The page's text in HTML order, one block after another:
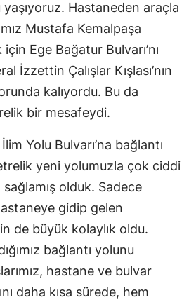
yaşıyoruz. Hastaneden araçla
Mustafa Kemalpaşa
için Ege Bağatur Bulvarı’nı
İzzettin Çalışlar Kışlası’nın
kalıyordu. Bu da
bir mesafeydi.
Yolu Bulvarı’na bağlantı
yeni yolumuzla çok ciddi
sağlamış olduk. Sadece
gidip gelen
de büyük kolaylık oldu.
bağlantı yolunu
hastane ve bulvar
daha kısa sürede, hem